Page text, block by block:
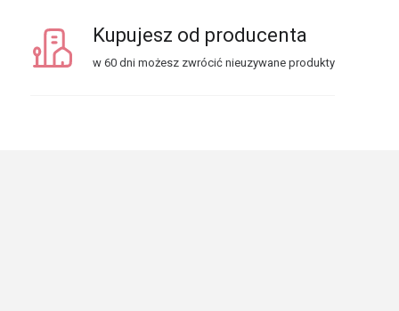
Kupujesz od producenta
w 60 dni możesz zwrócić nieuzywane produkty